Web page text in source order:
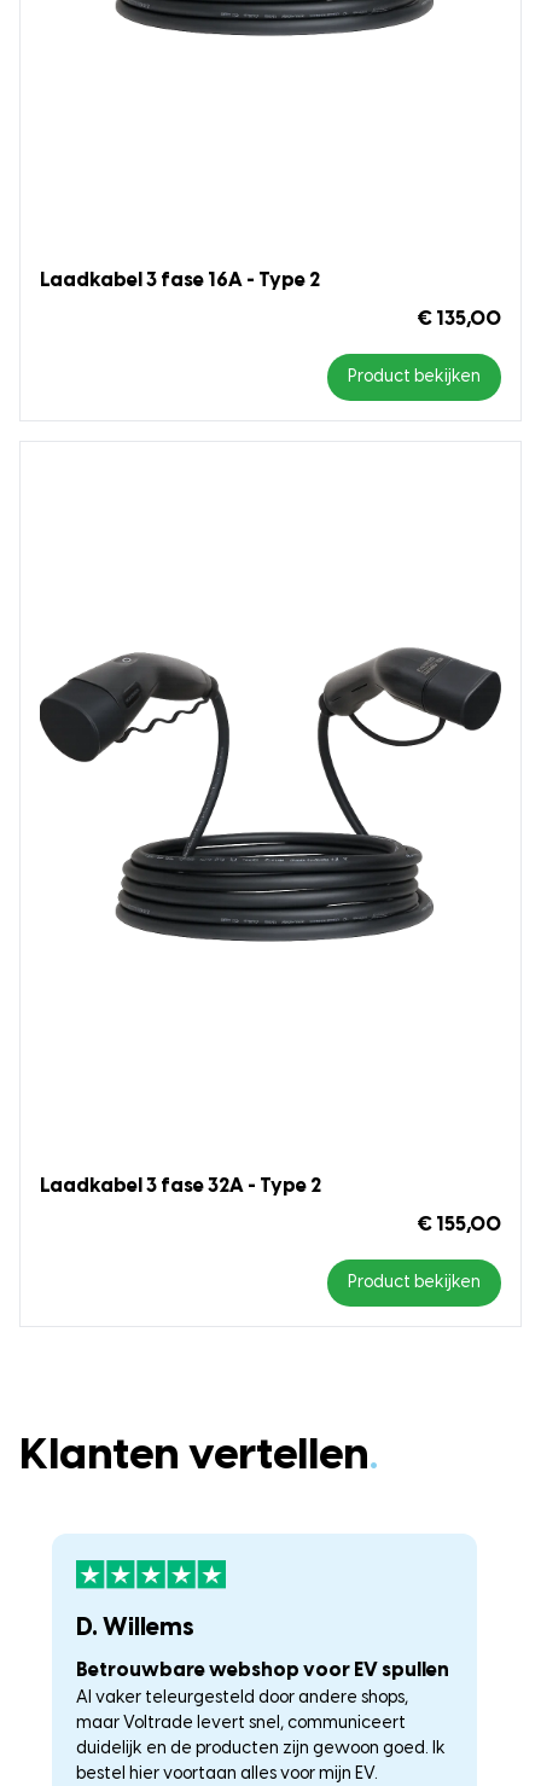
Laadkabel 3 fase 16A - Type 2
€ 135,00
Product bekijken
Laadkabel 3 fase 32A - Type 2
€ 155,00
Product bekijken
Klanten vertellen.
D. Willems
Betrouwbare webshop voor EV spullen
Al vaker teleurgesteld door andere shops,
maar Voltrade levert snel, communiceert
duidelijk en de producten zijn gewoon goed. Ik
bestel hier voortaan alles voor mijn EV.